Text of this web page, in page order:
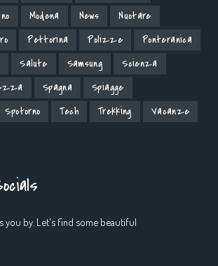
Modena News
Nuotare
Pettorina Polizze
Ponteranica
Salute Samsung
Scienza
Spagna
Spiagge
Spotorno Tech Trekking
Vacanze
you by. Let's find some beautiful